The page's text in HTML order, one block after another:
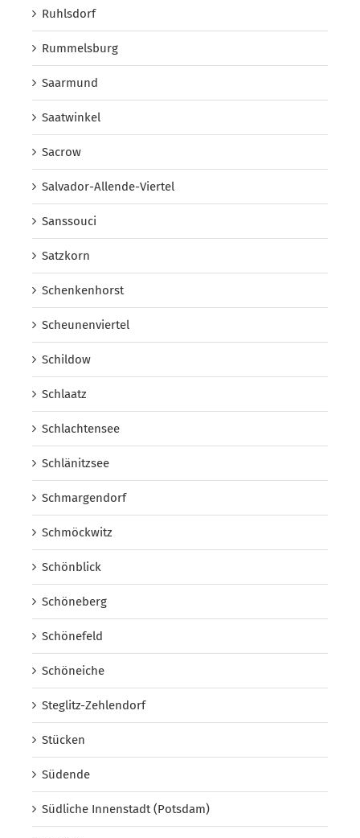
Ruhlsdorf
Rummelsburg
Saarmund
Saatwinkel
Sacrow
Salvador-Allende-Viertel
Sanssouci
Satzkorn
Schenkenhorst
Scheunenviertel
Schildow
Schlaatz
Schlachtensee
Schlänitzsee
Schmargendorf
Schmöckwitz
Schönblick
Schöneberg
Schönefeld
Schöneiche
Steglitz-Zehlendorf
Stücken
Südende
Südliche Innenstadt (Potsdam)